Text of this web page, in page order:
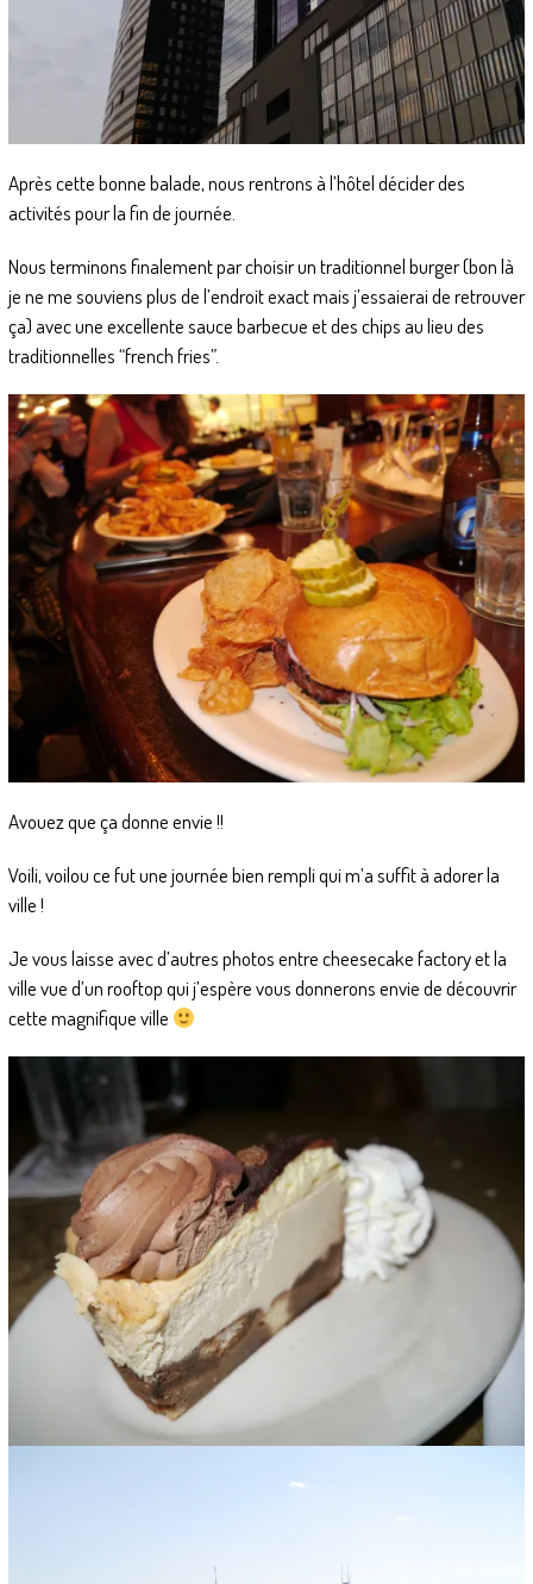
Après cette bonne balade, nous rentrons à l’hôtel décider des
activités pour la fin de journée.
Nous terminons finalement par choisir un traditionnel burger (bon là
je ne me souviens plus de l’endroit exact mais j’essaierai de retrouver
ça) avec une excellente sauce barbecue et des chips au lieu des
traditionnelles “french fries”.
Avouez que ça donne envie !!
Voili, voilou ce fut une journée bien rempli qui m’a suffit à adorer la
ville !
Je vous laisse avec d’autres photos entre cheesecake factory et la
ville vue d’un rooftop qui j’espère vous donnerons envie de découvrir
cette magnifique ville